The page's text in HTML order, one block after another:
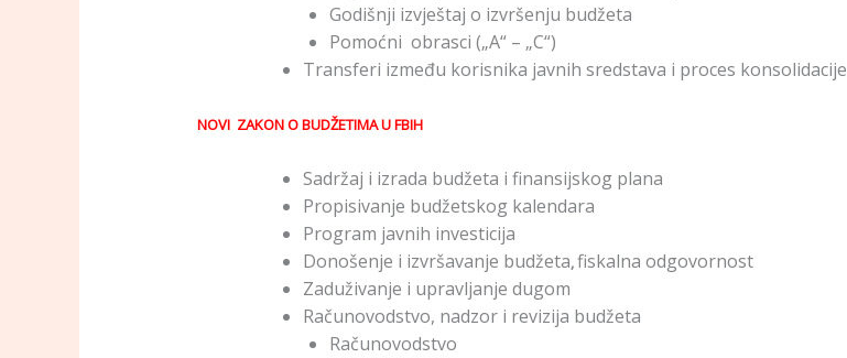
Godišnji izvještaj o izvršenju budžeta
Pomoćni obrasci („A“ – „C“)
Transferi između korisnika javnih sredstava i proces konsolidacije
NOVI ZAKON O BUDŽETIMA U FBIH
Sadržaj i izrada budžeta i finansijskog plana
Propisivanje budžetskog kalendara
Program javnih investicija
Donošenje i izvršavanje budžeta,fiskalna odgovornost
Zaduživanje i upravljanje dugom
Računovodstvo, nadzor i revizija budžeta
Računovodstvo